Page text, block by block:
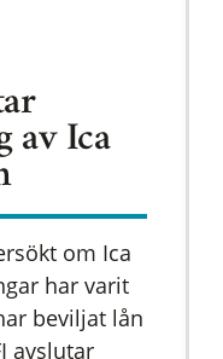
av Ica
om Ica
har varit
beviljat lån
avslutar